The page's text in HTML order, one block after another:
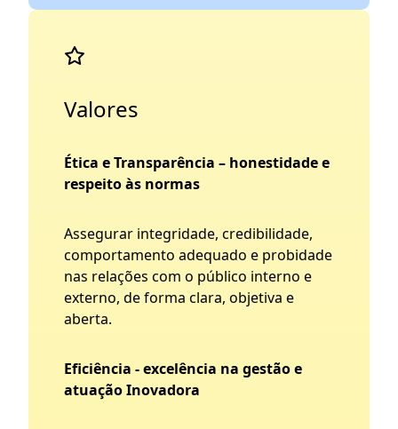
Valores
Ética e Transparência – honestidade e
respeito às normas
Assegurar integridade, credibilidade,
comportamento adequado e probidade
nas relações com o público interno e
externo, de forma clara, objetiva e
aberta.
Eficiência - excelência na gestão e
atuação Inovadora